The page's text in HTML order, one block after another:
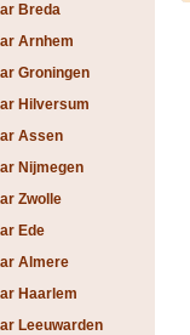
Breda
Arnhem
Groningen
Hilversum
Assen
Nijmegen
Zwolle
Ede
Almere
Haarlem
Leeuwarden